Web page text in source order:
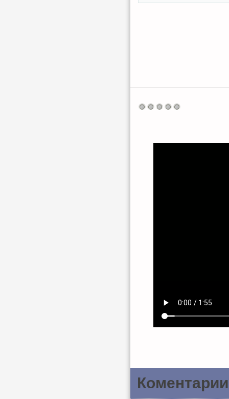
Коментарии